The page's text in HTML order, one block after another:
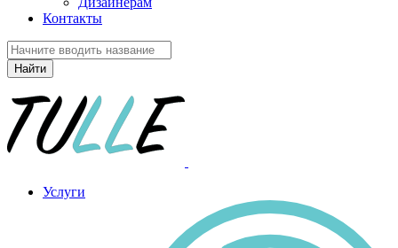
Контакты
Найти
Услуги